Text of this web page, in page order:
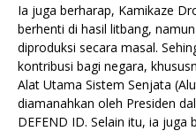
Ia juga berharap, Kamikaze
berhenti di hasil litbang,
diproduksi secara masal.
kontribusi bagi negara,
Alat Utama Sistem Senjata
diamanahkan oleh Presiden
DEFEND ID. Selain itu, ia juga